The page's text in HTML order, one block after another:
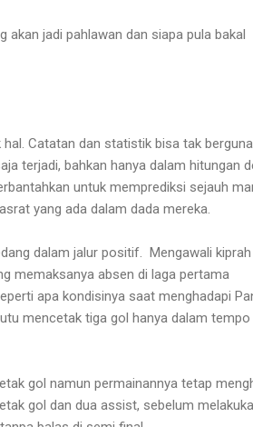
akan jadi pahlawan dan siapa pula bakal
Catatan dan statistik bisa tak berguna
terjadi, bahkan hanya dalam hitungan
untuk memprediksi sejauh
yang ada dalam dada mereka.
dalam jalur positif. Mengawali kiprah
memaksanya absen di laga pertama
apa kondisinya saat menghadapi
mencetak tiga gol hanya dalam tempo
gol namun permainannya tetap
gol dan dua assist, sebelum